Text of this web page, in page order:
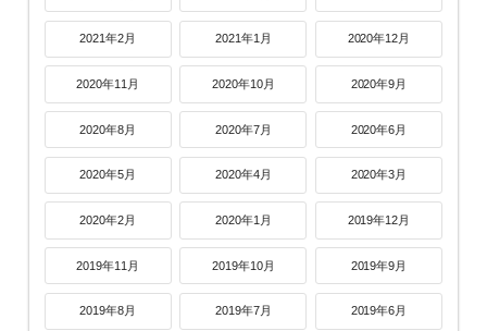
2021年2月 2021年1月 2020年12月
2020年11月 2020年10月 2020年9月
2020年8月 2020年7月 2020年6月
2020年5月 2020年4月 2020年3月
2020年2月 2020年1月 2019年12月
2019年11月 2019年10月 2019年9月
2019年8月 2019年7月 2019年6月